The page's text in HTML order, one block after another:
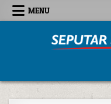
Skip to content
MENU